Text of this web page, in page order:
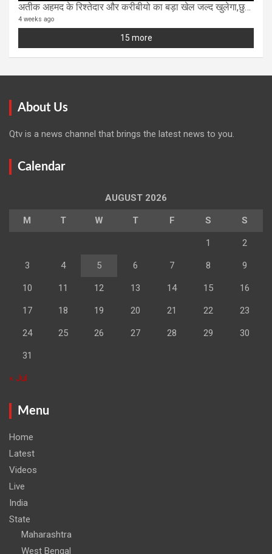
अतीक अहमद के रिश्तेदार और करीबीयो का बड़ा खेल जल्द खुलेगा,छुप कर करोड़ो कमाने वाले SIT के राडार पर
4 weeks ago
15 more
About Us
Qtv is a news channel that brings the latest news to you.
Calendar
AUGUST 2026
M T W T F S S
1 2
3 4 5 6 7 8 9
10 11 12 13 14 15 16
17 18 19 20 21 22 23
24 25 26 27 28 29 30
31
« Jul
Menu
Home
Latest
Videos
Live
India
State
Maharashtra
West Bengal